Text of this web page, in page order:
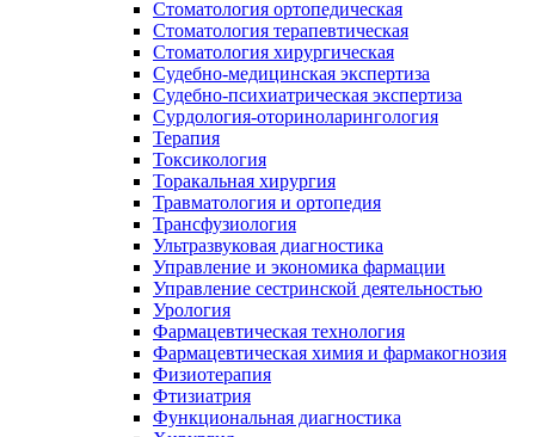
Стоматология ортопедическая
Стоматология терапевтическая
Стоматология хирургическая
Судебно-медицинская экспертиза
Судебно-психиатрическая экспертиза
Сурдология-оториноларингология
Терапия
Токсикология
Торакальная хирургия
Травматология и ортопедия
Трансфузиология
Ультразвуковая диагностика
Управление и экономика фармации
Управление сестринской деятельностью
Урология
Фармацевтическая технология
Фармацевтическая химия и фармакогнозия
Физиотерапия
Фтизиатрия
Функциональная диагностика